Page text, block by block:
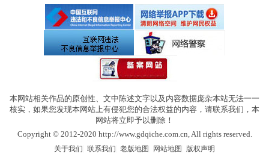
本网站相关作品的原创性、文中陈述文字以及内容数据庞杂本站无法一一
核实，如果您发现本网站上有侵犯您的合法权益的内容，请联系我们，本
网站将立即予以删除！
Copyright © 2012-2020 http://www.gdqiche.com.cn, All rights reserved.
关于我们 联系我们 老版地图 网站地图 版权声明